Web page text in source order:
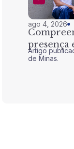
ago 4, 2026
presença
Artigo
de Minas.